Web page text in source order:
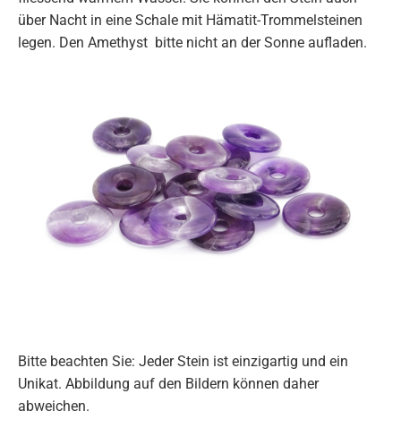
über Nacht in eine Schale mit Hämatit-Trommelsteinen
legen. Den Amethyst bitte nicht an der Sonne aufladen.
Bitte beachten Sie: Jeder Stein ist einzigartig und ein
Unikat. Abbildung auf den Bildern können daher
abweichen.